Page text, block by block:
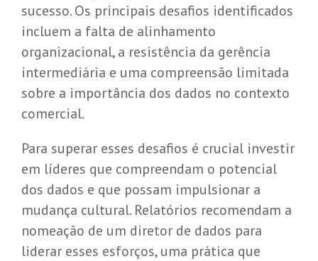
sucesso. Os principais desafios identificados
incluem a falta de alinhamento
organizacional, a resistência da gerência
intermediária e uma compreensão limitada
sobre a importância dos dados no contexto
comercial.
Para superar esses desafios é crucial investir
em líderes que compreendam o potencial
dos dados e que possam impulsionar a
mudança cultural. Relatórios recomendam a
nomeação de um diretor de dados para
liderar esses esforços, uma prática que